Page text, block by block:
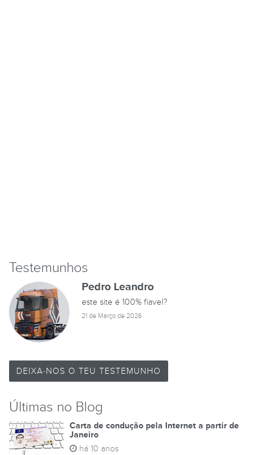
Testemunhos
Pedro Leandro
este site é 100% fiavel?
21 de Março de 2026
DEIXA-NOS O TEU TESTEMUNHO
Últimas no Blog
Carta de condução pela Internet a partir de
Janeiro
há 10 anos